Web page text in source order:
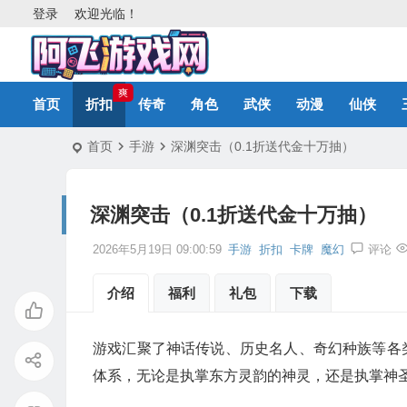
欢迎光临！
登录
首页 折扣
爽
传奇 角色 武侠 动漫 仙侠
首页 手游 深渊突击（0.1折送代金十万抽）
深渊突击（0.1折送代金十万抽）
2026年5月19日 09:00:59 手游 折扣 卡牌 魔幻 评论
介绍 福利 礼包 下载
游戏汇聚了神话传说、历史名人、奇幻种族等
体系，无论是执掌东方灵韵的神灵，还是执掌